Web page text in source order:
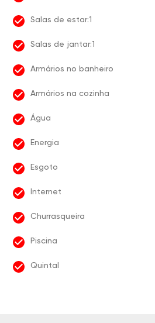
Salas de estar:1
Salas de jantar:1
Armários no banheiro
Armários na cozinha
Água
Energia
Esgoto
Internet
Churrasqueira
Piscina
Quintal